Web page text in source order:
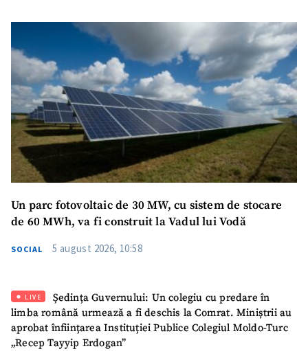
Un parc fotovoltaic de 30 MW, cu sistem de stocare
de 60 MWh, va fi construit la Vadul lui Vodă
SOCIAL 5 august 2026, 10:58
LIVE
Ședința Guvernului: Un colegiu cu predare în
limba română urmează a fi deschis la Comrat. Miniștrii au
aprobat înființarea Instituției Publice Colegiul Moldo-Turc
„Recep Tayyip Erdogan”